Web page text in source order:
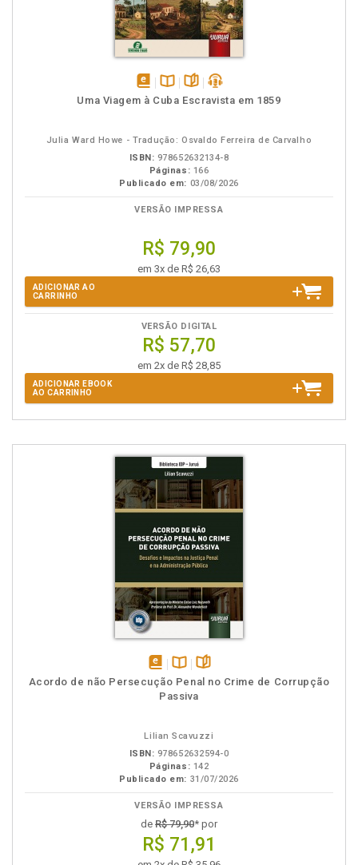
disponívelDisponível
páginaspodcast
Uma Viagem à Cuba Escravista em 1859
Julia Ward Howe - Tradução: Osvaldo Ferreira de Carvalho
ISBN: 978652632134-8
Páginas: 166
Publicado em: 03/08/2026
VERSÃO IMPRESSA
R$ 79,90
em 3x de R$ 26,63
ADICIONAR AO
CARRINHO
VERSÃO DIGITAL
R$ 57,70
em 2x de R$ 28,85
ADICIONAR EBOOK
AO CARRINHO
disponível
em
Disponível
na
páginas
Acordo de não Persecução Penal no Crime de Corrupção
Passiva
Lilian Scavuzzi
ISBN: 978652632594-0
Páginas: 142
Publicado em: 31/07/2026
VERSÃO IMPRESSA
de R$ 79,90* por
R$ 71,91